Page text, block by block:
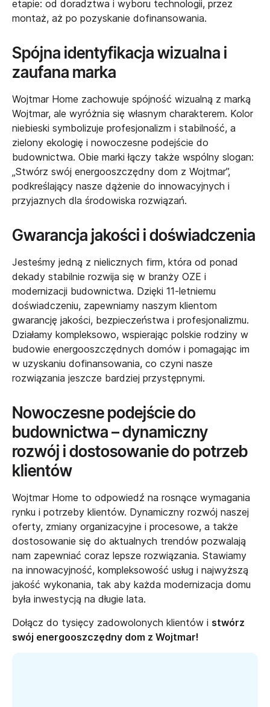
etapie: od doradztwa i wyboru technologii, przez
montaż, aż po pozyskanie dofinansowania.
Spójna identyfikacja wizualna i
zaufana marka
Wojtmar Home zachowuje spójność wizualną z marką
Wojtmar, ale wyróżnia się własnym charakterem. Kolor
niebieski symbolizuje profesjonalizm i stabilność, a
zielony ekologię i nowoczesne podejście do
budownictwa. Obie marki łączy także wspólny slogan:
„Stwórz swój energooszczędny dom z Wojtmar”,
podkreślający nasze dążenie do innowacyjnych i
przyjaznych dla środowiska rozwiązań.
Gwarancja jakości i doświadczenia
Jesteśmy jedną z nielicznych firm, która od ponad
dekady stabilnie rozwija się w branży OZE i
modernizacji budownictwa. Dzięki 11-letniemu
doświadczeniu, zapewniamy naszym klientom
gwarancję jakości, bezpieczeństwa i profesjonalizmu.
Działamy kompleksowo, wspierając polskie rodziny w
budowie energooszczędnych domów i pomagając im
w uzyskaniu dofinansowania, co czyni nasze
rozwiązania jeszcze bardziej przystępnymi.
Nowoczesne podejście do
budownictwa – dynamiczny
rozwój i dostosowanie do potrzeb
klientów
Wojtmar Home to odpowiedź na rosnące wymagania
rynku i potrzeby klientów. Dynamiczny rozwój naszej
oferty, zmiany organizacyjne i procesowe, a także
dostosowanie się do aktualnych trendów pozwalają
nam zapewniać coraz lepsze rozwiązania. Stawiamy
na innowacyjność, kompleksowość usług i najwyższą
jakość wykonania, tak aby każda modernizacja domu
była inwestycją na długie lata.
Dołącz do tysięcy zadowolonych klientów i stwórz
swój energooszczędny dom z Wojtmar!